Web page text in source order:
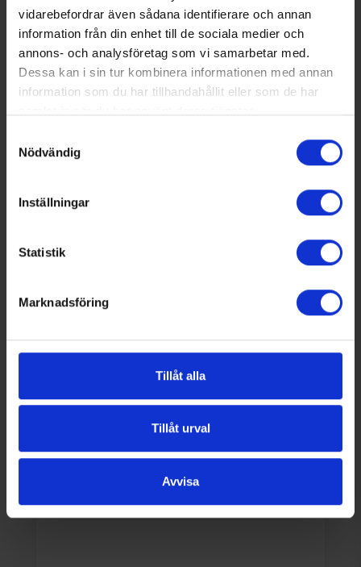
vidarebefordrar även sådana identifierare och annan
information från din enhet till de sociala medier och
annons- och analysföretag som vi samarbetar med.
Dessa kan i sin tur kombinera informationen med annan
information som du har tillhandahållit eller som de har
Nödvändig
Inställningar
Statistik
Marknadsföring
Tillåt alla
Tillåt urval
Avvisa
2026-04-01
Semesterstängt v28-v31
Vi breddar oss!